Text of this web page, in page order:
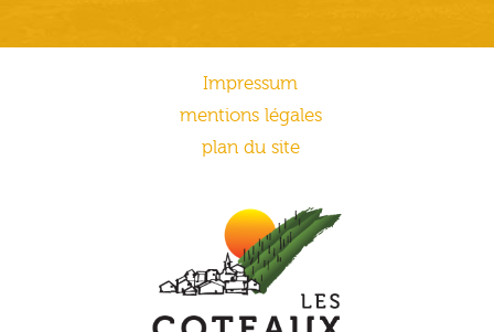
Impressum
mentions légales
plan du site